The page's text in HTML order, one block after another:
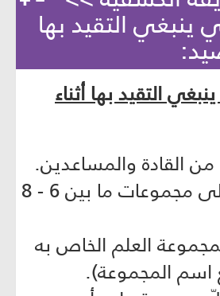
ينبغي التقيد بها
التقيد بها أثناء
•يوزع الأفراد على مجموعات ما بين 6 - 8
العلم الخاص به
اسم المجموعة).